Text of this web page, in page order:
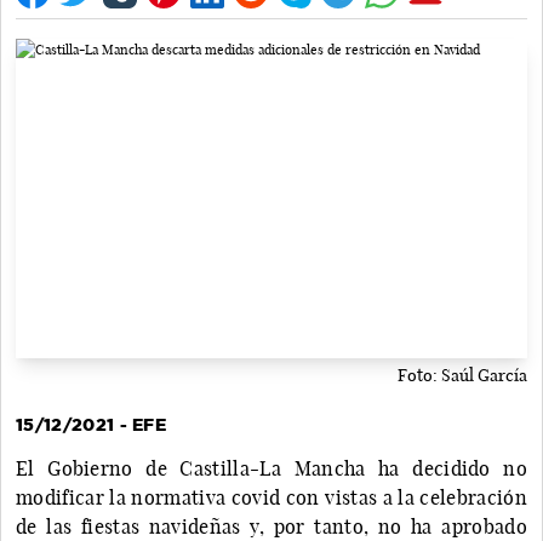
Foto: Saúl García
15/12/2021 - EFE
El Gobierno de Castilla-La Mancha ha decidido no
modificar la normativa covid con vistas a la celebración
de las fiestas navideñas y, por tanto, no ha aprobado